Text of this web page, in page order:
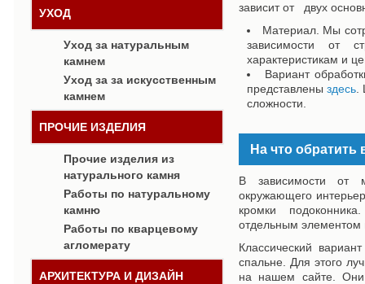
УХОД
Уход за натуральным
камнем
Уход за за искусственным
камнем
ПРОЧИЕ ИЗДЕЛИЯ
Прочие изделия из
натурального камня
Работы по натуральному
камню
Работы по кварцевому
агломерату
АРХИТЕКТУРА И ДИЗАЙН
зависит от двух
Материал. Мы
зависимости от
характеристикам и
Вариант
представленыздесь
сложности.
На что обратить
В зависимости от
окружающего
кромки
отдельным элементом
Классический
спальне. Для этого
на нашем сайте. Они